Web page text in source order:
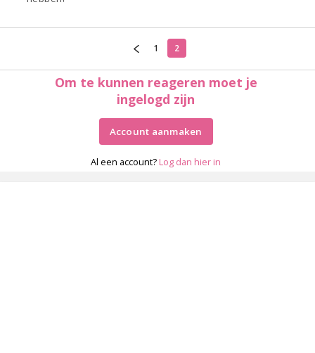
1 2
Om te kunnen reageren moet je
ingelogd zijn
Account aanmaken
Al een account? Log dan hier in